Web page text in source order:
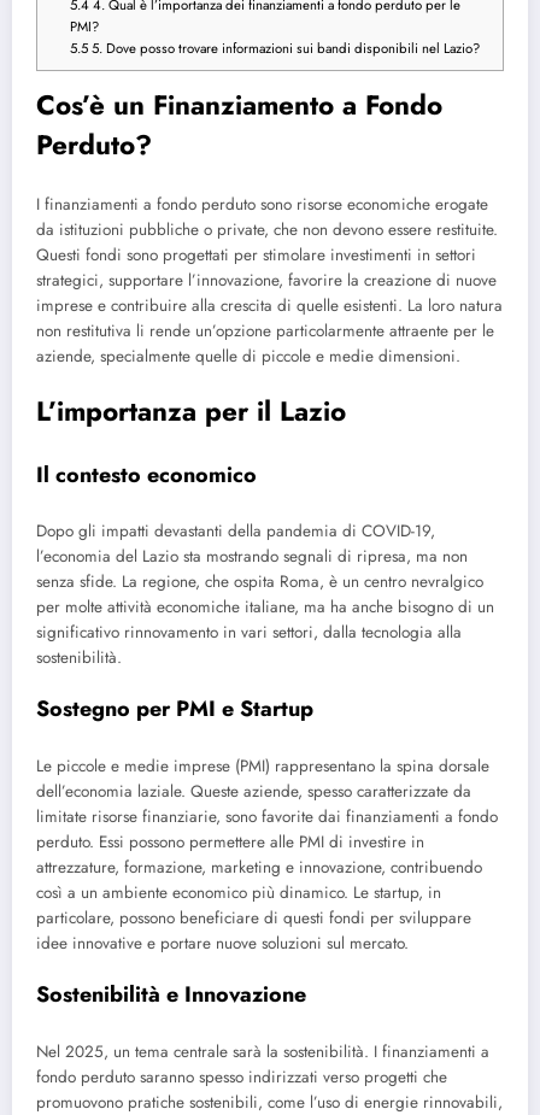
5.44. Qual è l’importanza dei finanziamenti a fondo perduto per le
PMI?
5.55. Dove posso trovare informazioni sui bandi disponibili nel Lazio?
Cos’è un Finanziamento a Fondo
Perduto?
I finanziamenti a fondo perduto sono risorse economiche erogate
da istituzioni pubbliche o private, che non devono essere restituite.
Questi fondi sono progettati per stimolare investimenti in settori
strategici, supportare l’innovazione, favorire la creazione di nuove
imprese e contribuire alla crescita di quelle esistenti. La loro natura
non restitutiva li rende un’opzione particolarmente attraente per le
aziende, specialmente quelle di piccole e medie dimensioni.
L’importanza per il Lazio
Il contesto economico
Dopo gli impatti devastanti della pandemia di COVID-19,
l’economia del Lazio sta mostrando segnali di ripresa, ma non
senza sfide. La regione, che ospita Roma, è un centro nevralgico
per molte attività economiche italiane, ma ha anche bisogno di un
significativo rinnovamento in vari settori, dalla tecnologia alla
sostenibilità.
Sostegno per PMI e Startup
Le piccole e medie imprese (PMI) rappresentano la spina dorsale
dell’economia laziale. Queste aziende, spesso caratterizzate da
limitate risorse finanziarie, sono favorite dai finanziamenti a fondo
perduto. Essi possono permettere alle PMI di investire in
attrezzature, formazione, marketing e innovazione, contribuendo
così a un ambiente economico più dinamico. Le startup, in
particolare, possono beneficiare di questi fondi per sviluppare
idee innovative e portare nuove soluzioni sul mercato.
Sostenibilità e Innovazione
Nel 2025, un tema centrale sarà la sostenibilità. I finanziamenti a
fondo perduto saranno spesso indirizzati verso progetti che
promuovono pratiche sostenibili, come l’uso di energie rinnovabili,